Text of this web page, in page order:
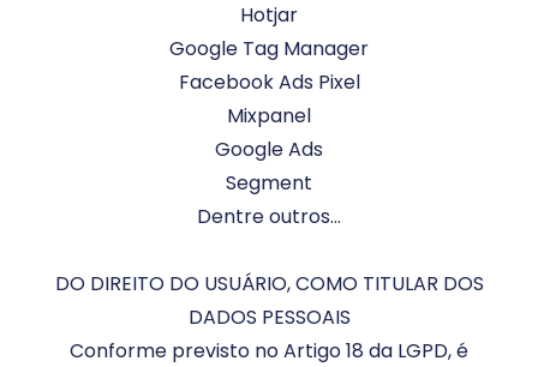
Hotjar
Google Tag Manager
Facebook Ads Pixel
Mixpanel
Google Ads
Segment
Dentre outros…
DO DIREITO DO USUÁRIO, COMO TITULAR DOS
DADOS PESSOAIS
Conforme previsto no Artigo 18 da LGPD, é